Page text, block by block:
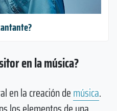
en la música?
en la creación demúsica.